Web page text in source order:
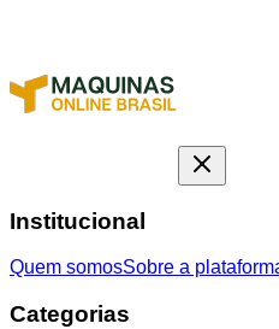
Institucional
Quem somosSobre a
Categorias